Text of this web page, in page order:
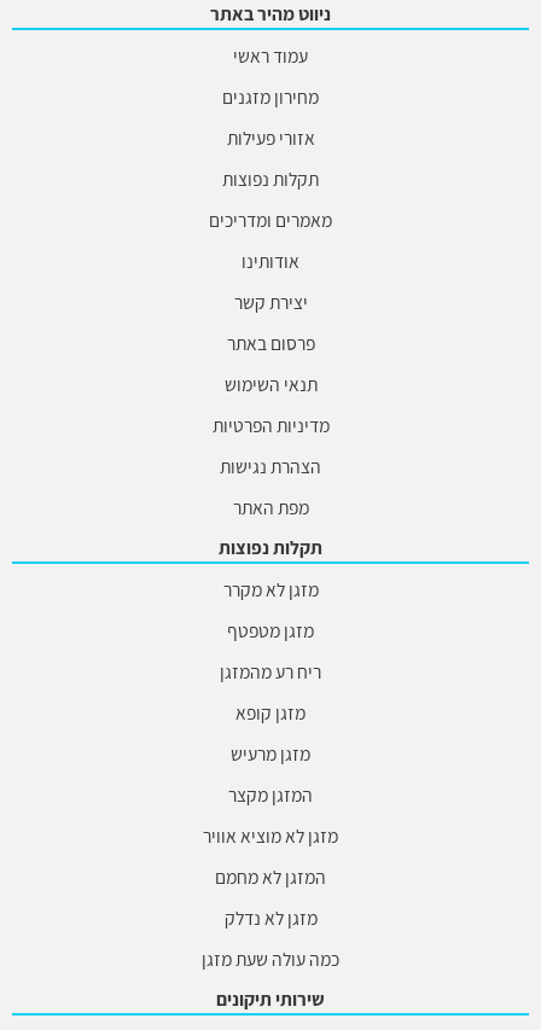
ניווט מהיר באתר
עמוד ראשי
מחירון מזגנים
אזורי פעילות
תקלות נפוצות
מאמרים ומדריכים
אודותינו
יצירת קשר
פרסום באתר
תנאי השימוש
מדיניות הפרטיות
הצהרת נגישות
מפת האתר
תקלות נפוצות
מזגן לא מקרר
מזגן מטפטף
ריח רע מהמזגן
מזגן קופא
מזגן מרעיש
המזגן מקצר
מזגן לא מוציא אוויר
המזגן לא מחמם
מזגן לא נדלק
כמה עולה שעת מזגן
שירותי תיקונים